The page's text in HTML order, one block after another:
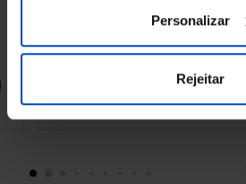
Personalizar
Rejeitar
Comprar